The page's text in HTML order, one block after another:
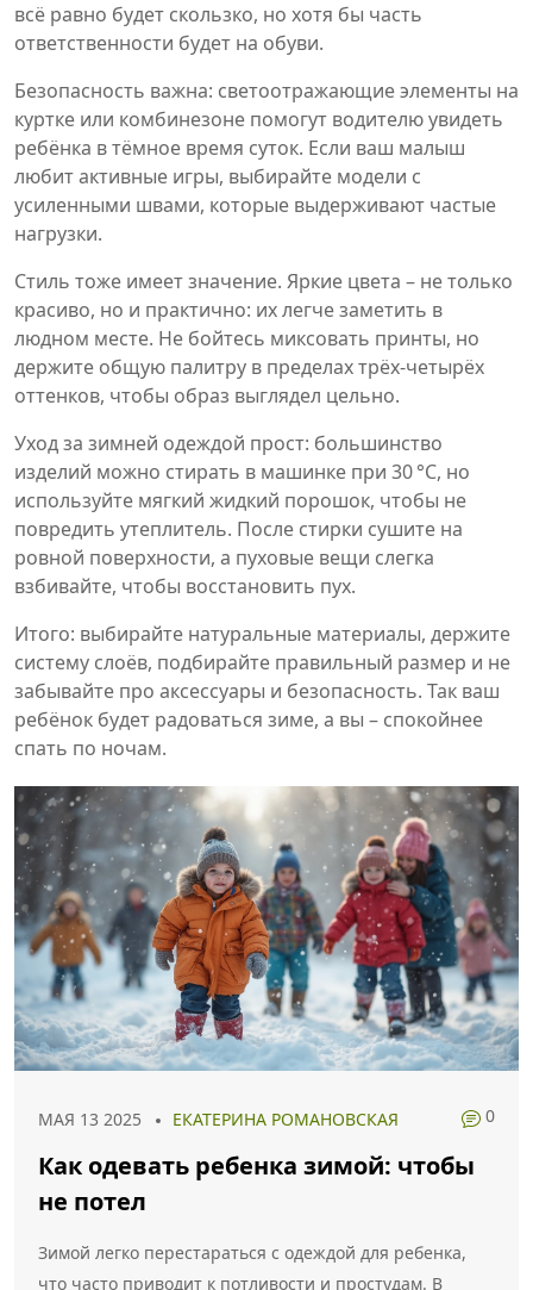
всё равно будет скользко, но хотя бы часть
ответственности будет на обуви.
Безопасность важна: светоотражающие элементы на
куртке или комбинезоне помогут водителю увидеть
ребёнка в тёмное время суток. Если ваш малыш
любит активные игры, выбирайте модели с
усиленными швами, которые выдерживают частые
нагрузки.
Стиль тоже имеет значение. Яркие цвета – не только
красиво, но и практично: их легче заметить в
людном месте. Не бойтесь миксовать принты, но
держите общую палитру в пределах трёх‑четырёх
оттенков, чтобы образ выглядел цельно.
Уход за зимней одеждой прост: большинство
изделий можно стирать в машинке при 30 °C, но
используйте мягкий жидкий порошок, чтобы не
повредить утеплитель. После стирки сушите на
ровной поверхности, а пуховые вещи слегка
взбивайте, чтобы восстановить пух.
Итого: выбирайте натуральные материалы, держите
систему слоёв, подбирайте правильный размер и не
забывайте про аксессуары и безопасность. Так ваш
ребёнок будет радоваться зиме, а вы – спокойнее
спать по ночам.
МАЯ 13 2025 ЕКАТЕРИНА РОМАНОВСКАЯ 0
Как одевать ребенка зимой: чтобы
не потел
Зимой легко перестараться с одеждой для ребенка,
что часто приводит к потливости и простудам. В